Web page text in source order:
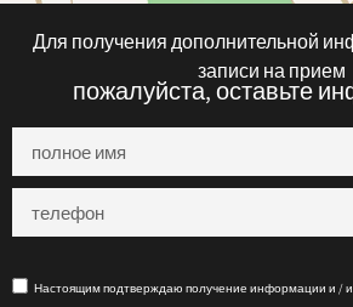
Для получения дополнительной
записи на прием
пожалуйста, оставьте
Настоящим подтверждаю получение информации и /